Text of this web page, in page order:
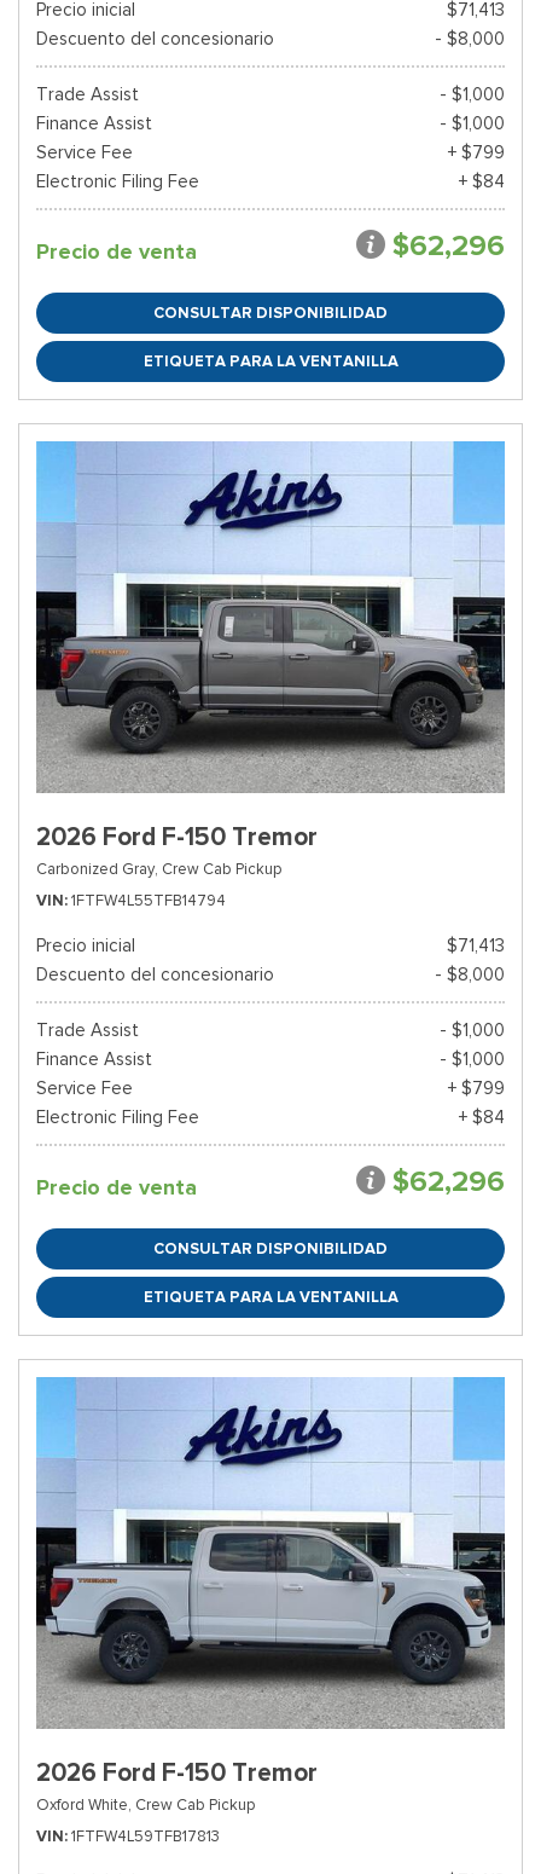
Precio inicial
$71,413
Descuento del concesionario
- $8,000
Trade Assist
- $1,000
Finance Assist
- $1,000
Service Fee
+ $799
Electronic Filing Fee
+ $84
Precio de venta $62,296
CONSULTAR DISPONIBILIDAD
ETIQUETA PARA LA VENTANILLA
2026 Ford F-150 Tremor
Carbonized Gray, Crew Cab Pickup
VIN 1FTFW4L55TFB14794
Precio inicial
$71,413
Descuento del concesionario
- $8,000
Trade Assist
- $1,000
Finance Assist
- $1,000
Service Fee
+ $799
Electronic Filing Fee
+ $84
Precio de venta $62,296
CONSULTAR DISPONIBILIDAD
ETIQUETA PARA LA VENTANILLA
2026 Ford F-150 Tremor
Oxford White, Crew Cab Pickup
VIN 1FTFW4L59TFB17813